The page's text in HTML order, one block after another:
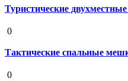
Туристические
0
Тактические спальные
0